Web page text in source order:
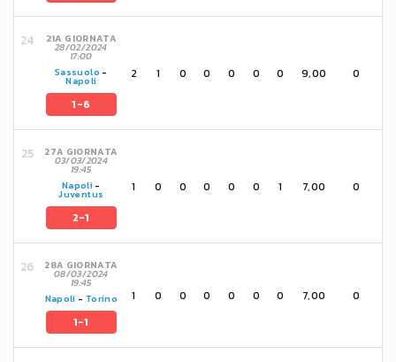
21A GIORNATA
28/02/2024
17:00
Sassuolo -
Napoli
1-6
2 1 0 0 0 0 0 9,00 0
27A GIORNATA
03/03/2024
19:45
Napoli -
Juventus
2-1
1 0 0 0 0 0 1 7,00 0
28A GIORNATA
08/03/2024
19:45
Napoli - Torino
1-1
1 0 0 0 0 0 0 7,00 0